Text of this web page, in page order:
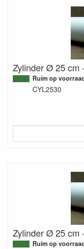
Zylinder Ø 25 cm
Ruim op
CYL2530
Zylinder Ø 25 cm
Ruim op